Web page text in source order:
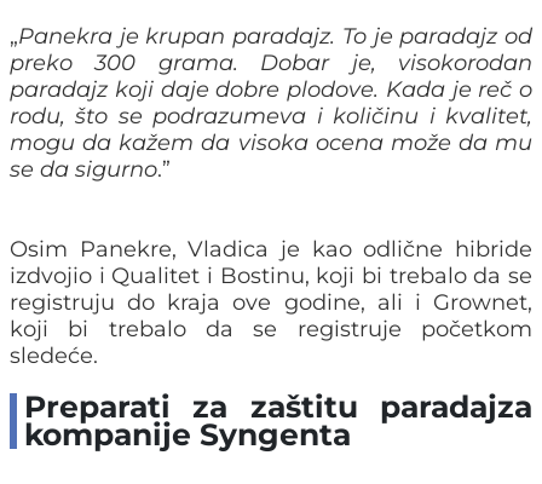
„Panekra je krupan paradajz. To je paradajz od
preko 300 grama. Dobar je, visokorodan
paradajz koji daje dobre plodove. Kada je reč o
rodu, što se podrazumeva i količinu i kvalitet,
mogu da kažem da visoka ocena može da mu
se da sigurno.”
Osim Panekre, Vladica je kao odlične hibride
izdvojio i Qualitet i Bostinu, koji bi trebalo da se
registruju do kraja ove godine, ali i Grownet,
koji bi trebalo da se registruje početkom
sledeće.
Preparati za zaštitu paradajza
kompanije Syngenta